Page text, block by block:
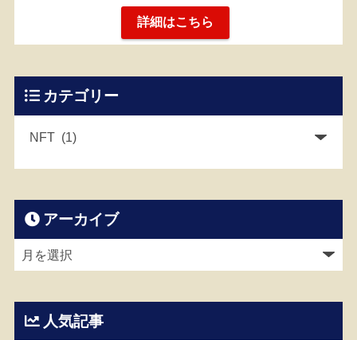
詳細はこちら
カテゴリー
アーカイブ
人気記事